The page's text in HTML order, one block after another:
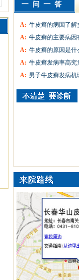
一问一答
A: 牛皮癣的病因了解
A: 牛皮癣的主要病因
A: 牛皮癣的原因是什
A: 牛皮癣发病率高究
A: 男子牛皮癣发病机